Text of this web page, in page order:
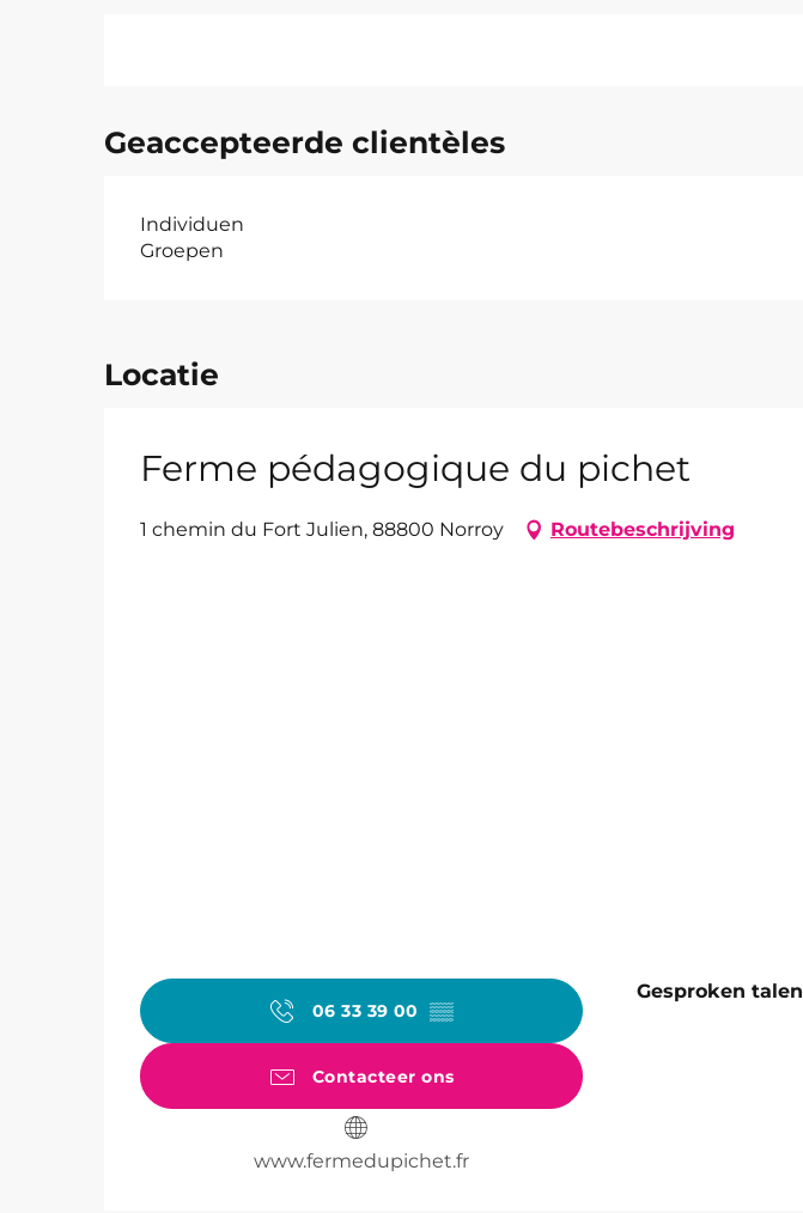
Geaccepteerde clientèles
Individuen
Groepen
Locatie
Ferme pédagogique du pichet
1 chemin du Fort Julien, 88800 Norroy Routebeschrijving
06 33 39 00 ▒▒
Contacteer ons
www.fermedupichet.fr
Gesproken talen
Gesproken talen